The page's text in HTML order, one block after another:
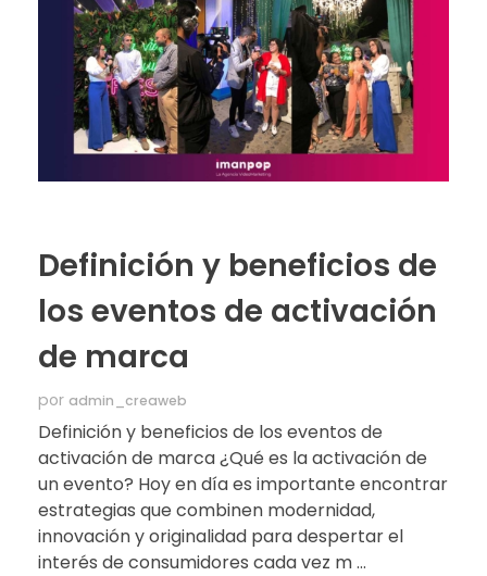
Definición y beneficios de
los eventos de activación
de marca
por admin_creaweb
Definición y beneficios de los eventos de
activación de marca ¿Qué es la activación de
un evento? Hoy en día es importante encontrar
estrategias que combinen modernidad,
innovación y originalidad para despertar el
interés de consumidores cada vez m ...